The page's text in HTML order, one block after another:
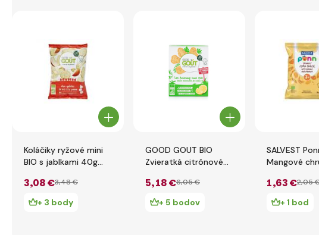
Koláčiky ryžové mini
BIO s jablkami 40g
3,08 €3,48 €
+ 3 body
GOOD GOUT BIO
Zvieratká citrónové
5,18 €6,05 €
+ 5 bodov
SALVEST
Mangové
1,63 €2,05
+ 1 bod